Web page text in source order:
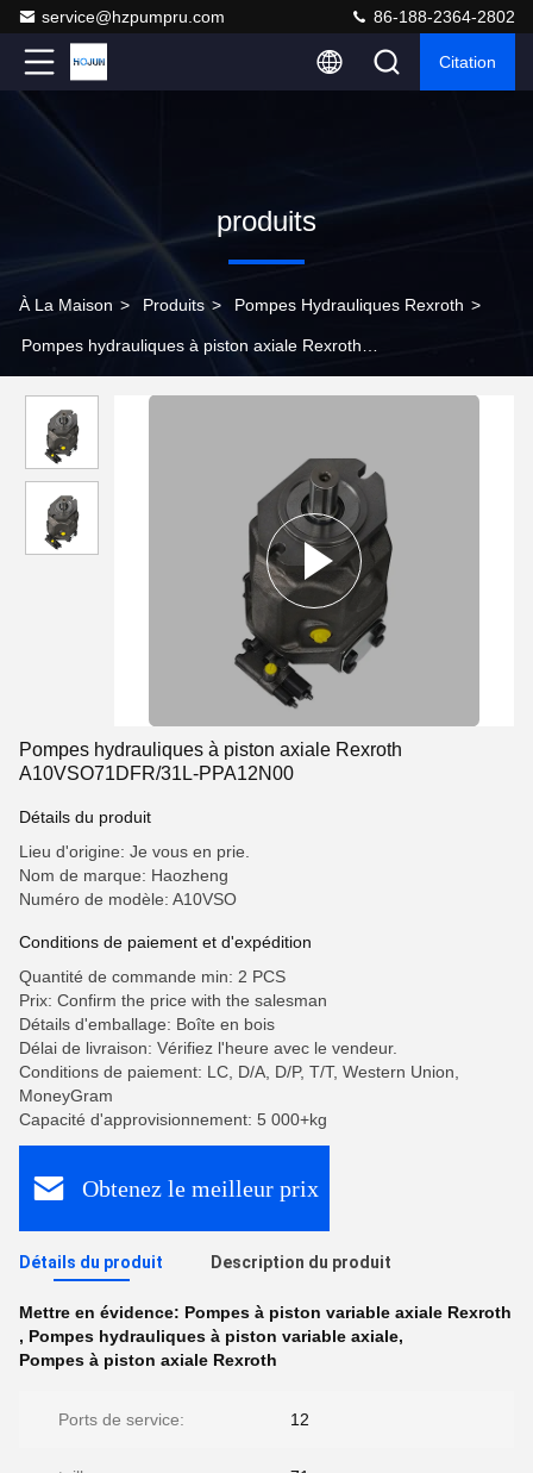
service@hzpumpru.com 86-188-2364-2802
Citation
produits
À La Maison > Produits > Pompes Hydrauliques Rexroth >
Pompes hydrauliques à piston axiale Rexroth
Pompes hydrauliques à piston axiale Rexroth
A10VSO71DFR/31L-PPA12N00
Détails du produit
Lieu d'origine: Je vous en prie.
Nom de marque: Haozheng
Numéro de modèle: A10VSO
Conditions de paiement et d'expédition
Quantité de commande min: 2 PCS
Prix: Confirm the price with the salesman
Détails d'emballage: Boîte en bois
Délai de livraison: Vérifiez l'heure avec le vendeur.
Conditions de paiement: LC, D/A, D/P, T/T, Western Union,
MoneyGram
Capacité d'approvisionnement: 5 000+kg
Obtenez le meilleur prix
Détails du produit Description du produit
Mettre en évidence: Pompes à piston variable axiale Rexroth
, Pompes hydrauliques à piston variable axiale,
Pompes à piston axiale Rexroth
Ports de service: 12